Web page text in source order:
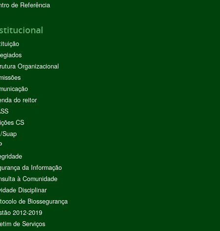
de Referência
Organizacional
do reitor
CS
Suap
da Informação
à Comunidade
Disciplinar
de Biossegurança
2012-2019
de Serviços